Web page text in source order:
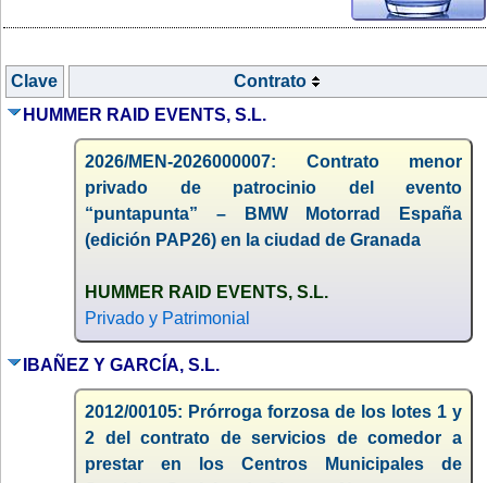
Clave
Contrato
HUMMER RAID EVENTS, S.L.
2026/MEN-2026000007: Contrato menor
privado de patrocinio del evento
“puntapunta” – BMW Motorrad España
(edición PAP26) en la ciudad de Granada
HUMMER RAID EVENTS, S.L.
Privado y Patrimonial
IBAÑEZ Y GARCÍA, S.L.
2012/00105: Prórroga forzosa de los lotes 1 y
2 del contrato de servicios de comedor a
prestar en los Centros Municipales de